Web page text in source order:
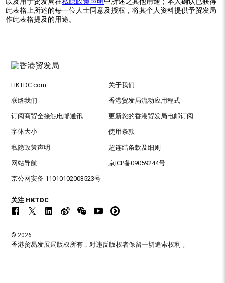
此表格上所述的每一位人士同意及授权，将其个人资料提供予贸发局
作此表格提及的用途。
HKTDC.com 关于我们
联络我们 香港贸发局流动应用程式
订阅商贸全接触电邮通讯 更新您的香港贸发局电邮订阅
字体大小 使用条款
私隐政策声明 超连结条款及细则
网站导航 京ICP备09059244号
京公网安备 11010102003523号
关注 HKTDC
© 2026
香港贸易发展局版权所有，对违反版权者保留一切追索权利 。